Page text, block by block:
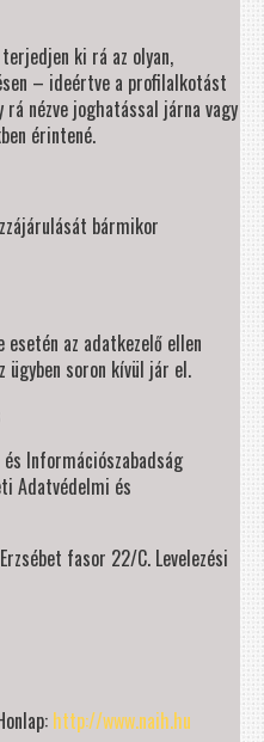
ki rá az olyan,
– ideértve a profilalkotást
nézve joghatással járna vagy
érintené.
bármikor
az adatkezelő ellen
soron kívül jár el.
Információszabadság
Adatvédelmi és
fasor 22/C. Levelezési
http://www.naih.hu